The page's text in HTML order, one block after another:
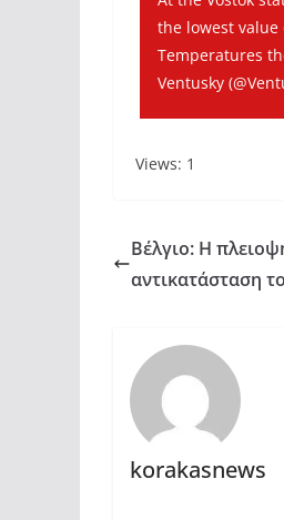
the lowest
Temperatures
Ventusky
Views: 1
Βέλγιο: Η
αντικατάσταση
korakasnews